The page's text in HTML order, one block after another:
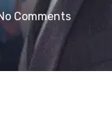
Comments